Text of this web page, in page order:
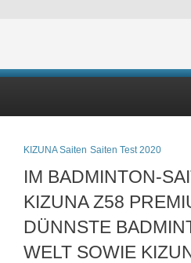
KIZUNA Saiten Saiten Test 2020
IM BADMINTON-
KIZUNA Z58
DÜNNSTE
WELT SOWIE